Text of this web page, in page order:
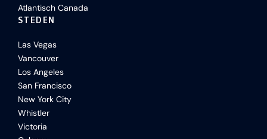
Atlantisch Canada
STEDEN
Las Vegas
Vancouver
Los Angeles
San Francisco
New York City
Whistler
Victoria